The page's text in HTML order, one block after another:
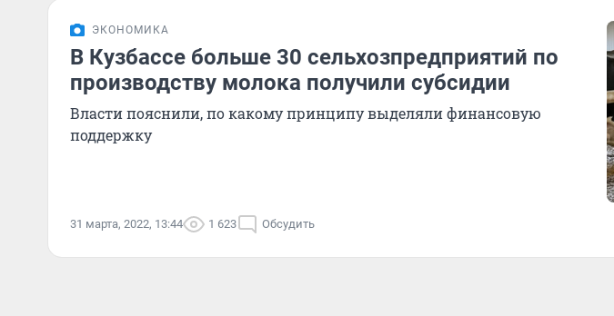
ЭКОНОМИКА
В Кузбассе больше 30 сельхозпредприятий по
производству молока получили субсидии
Власти пояснили, по какому принципу выделяли финансовую
поддержку
31 марта, 2022, 13:44 1 623 Обсудить